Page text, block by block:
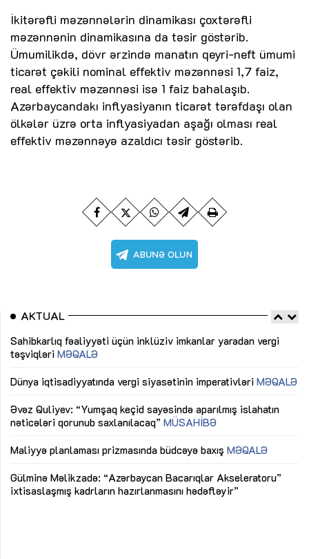
İkitərəfli məzənnələrin dinamikası çoxtərəfli
məzənnənin dinamikasına da təsir göstərib.
Ümumilikdə, dövr ərzində manatın qeyri-neft ümumi
ticarət çəkili nominal effektiv məzənnəsi 1,7 faiz,
real effektiv məzənnəsi isə 1 faiz bahalaşıb.
Azərbaycandakı inflyasiyanın ticarət tərəfdaşı olan
ölkələr üzrə orta inflyasiyadan aşağı olması real
effektiv məzənnəyə azaldıcı təsir göstərib.
AKTUAL
Sahibkarlıq fəaliyyəti üçün inklüziv imkanlar yaradan vergi
təşviqləri MƏQALƏ
Dünya iqtisadiyyatında vergi siyasətinin imperativləri MƏQALƏ
Əvəz Quliyev: “Yumşaq keçid sayəsində aparılmış islahatın
nəticələri qorunub saxlanılacaq” MÜSAHİBƏ
Maliyyə planlaması prizmasında büdcəyə baxış MƏQALƏ
Gülminə Məlikzadə: “Azərbaycan Bacarıqlar Akseleratoru”
ixtisaslaşmış kadrların hazırlanmasını hədəfləyir”